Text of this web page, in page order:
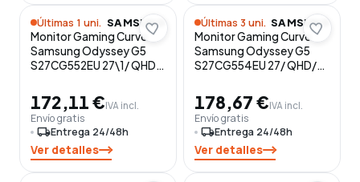
Últimas 1 uni. SAMSUNG
Monitor Gaming Curvo
Samsung Odyssey G5
S27CG552EU 27\1/ QHD/
172,11 €IVA incl.
Envío gratis
local_shippingEntrega 24/48h
Ver detalles
Últimas 3 uni. SAMSUNG
Monitor Gaming Curvo
Samsung Odyssey G5
S27CG554EU 27/ QHD/
178,67 €IVA incl.
Envío gratis
local_shippingEntrega 24/48h
Ver detalles